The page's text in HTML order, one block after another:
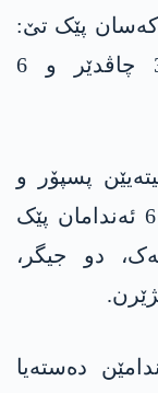
دەستەیا سەرۆکاتیا پارلامەنێ ژ 12 کەسان پێک تێ:
سەرۆک، 2 جیگرێن سەرۆک، 3 چاڤدێر و 6
ئیرانێ ژ 13 کۆمیتەیێن پسپۆر و
تایبەت پێک تێ. ھەر کۆمیتەیەک ژ 6 ئەندامان پێک
دو جیگر،
دەستەیا